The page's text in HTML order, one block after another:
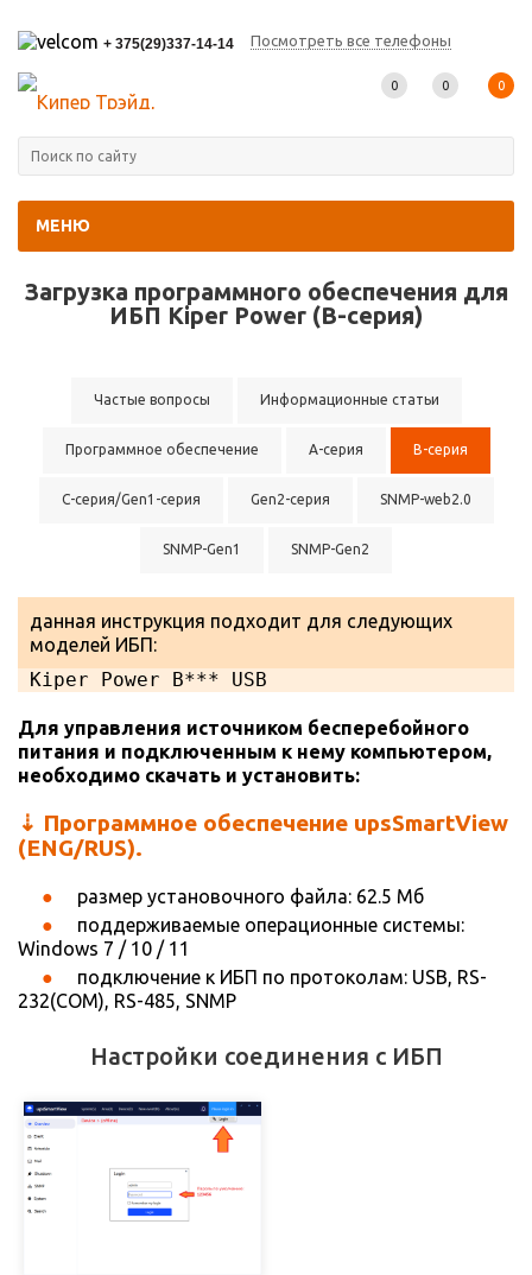
+ 375(29)337-14-14 Посмотреть все телефоны
МЕНЮ
0 0 0
Загрузка программного обеспечения для
ИБП Kiper Power (B-серия)
Частые вопросы Информационные статьи
Программное обеспечение A-серия B-серия
C-серия/Gen1-серия Gen2-серия SNMP-web2.0
SNMP-Gen1 SNMP-Gen2
данная инструкция подходит для следующих
моделей ИБП:
Kiper Power B*** USB
Для управления источником бесперебойного
питания и подключенным к нему компьютером,
необходимо скачать и установить:
⇣ Программное обеспечение upsSmartView
(ENG/RUS).
размер установочного файла: 62.5 Мб
поддерживаемые операционные системы:
Windows 7 / 10 / 11
подключение к ИБП по протоколам: USB, RS-
232(COM), RS-485, SNMP
Настройки соединения с ИБП